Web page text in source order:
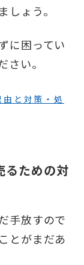
しょう。
に困ってい
さい。
と対策・処
るための対
手放すので
とがまだあ